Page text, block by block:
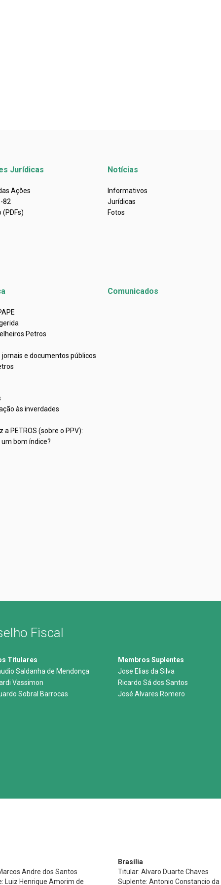
Jurídicas
Ações
82
(PDFs)
Notícias
Informativos
Jurídicas
Fotos
Petros
e documentos públicos
às inverdades
a PETROS (sobre o PPV):
um bom índice?
Comunicados
Fiscal
Titulares
Saldanha de Mendonça
Vassimon
Sobral Barrocas
Membros Suplentes
Jose Elias da Silva
Ricardo Sá dos Santos
José Alvares Romero
Andre dos Santos
Luiz Henrique Amorim de
Brasília
Titular: Alvaro Duarte Chaves
Suplente: Antonio Constancio da